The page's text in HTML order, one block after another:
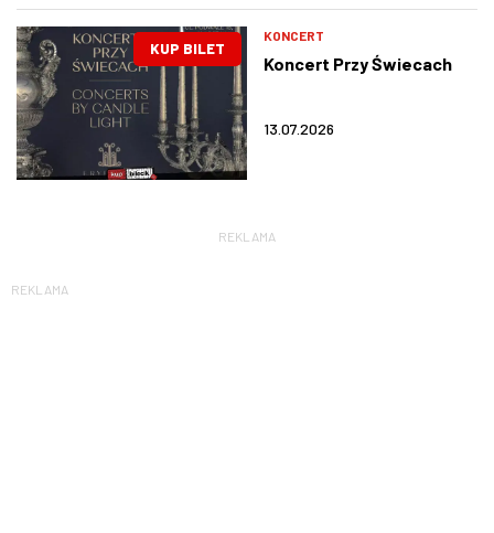
KUP BILET
KONCERT
Koncert Przy Świecach
13.07.2026
REKLAMA
REKLAMA